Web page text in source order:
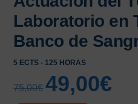
Laboratorio en
Banco de
5 ECTS - 125 HORAS
75,00€
El
precio
49,00€